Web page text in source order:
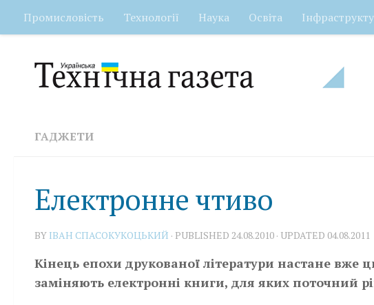
Skip to content
Промисловість Технології Наука Освіта
ГАДЖЕТИ
Електронне чтиво
BY IВАН СПАСОКУКОЦЬКИЙ · PUBLISHED 24.08.2010 · UPDATED 04.08.2011
Кінець епохи друкованої літератури настане вже
заміняють електронні книги, для яких поточний